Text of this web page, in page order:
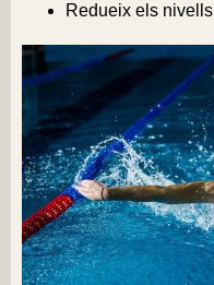
Redueix els